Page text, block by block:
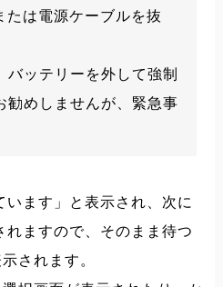
たは電源ケーブルを抜
バッテリーを外して強制
勧めしませんが、緊急事
います」と表示され、次に
れますので、そのまま待つ
されます。